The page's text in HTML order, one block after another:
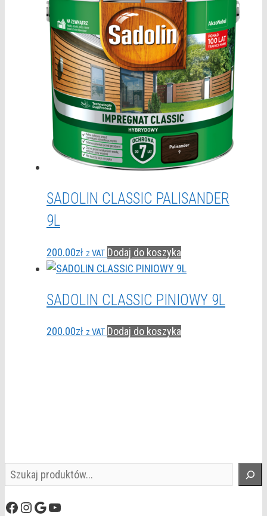
SADOLIN CLASSIC PALISANDER
9L
200.00zł z VAT Dodaj do koszyka
SADOLIN CLASSIC PINIOWY 9L
200.00zł z VAT Dodaj do koszyka
Szukaj
Facebook
Instagram
GoogleYouTube